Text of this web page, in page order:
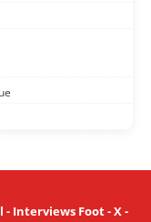
- Interviews Foot-X-